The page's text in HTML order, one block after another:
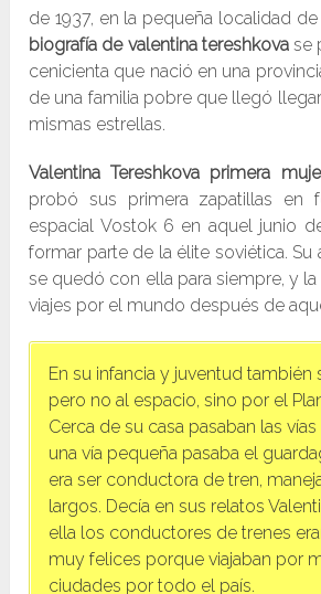
de 1937, en la pequeña localidad de
biografía de valentina tereshkovase
cenicienta que nació en una
de una familia pobre que llegó
mismas estrellas.
Valentina Tereshkova primera
probó sus primera zapatillas en
espacial Vostok 6 en aquel junio
formar parte de la élite soviética. Su
se quedó con ella para siempre, y
viajes por el mundo después de
En su infancia y juventud también
pero no al espacio, sino por el
Cerca de su casa pasaban las
una vía pequeña pasaba el
era ser conductora de tren,
largos. Decía en sus relatos
ella los conductores de trenes
muy felices porque viajaban por
ciudades por todo el país.